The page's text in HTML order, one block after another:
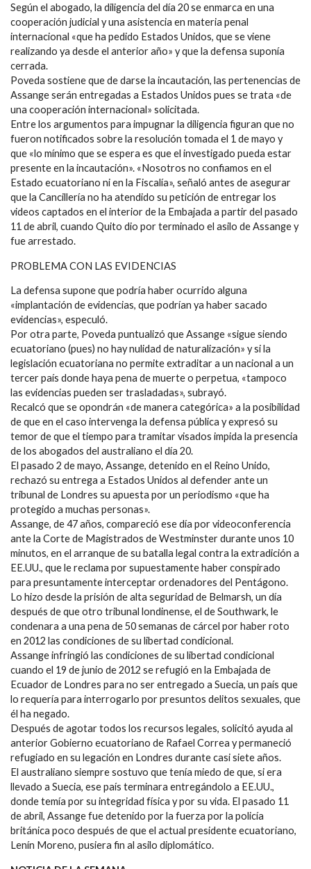
Según el abogado, la diligencia del día 20 se enmarca en una
cooperación judicial y una asistencia en materia penal
internacional «que ha pedido Estados Unidos, que se viene
realizando ya desde el anterior año» y que la defensa suponía
cerrada.
Poveda sostiene que de darse la incautación, las pertenencias de
Assange serán entregadas a Estados Unidos pues se trata «de
una cooperación internacional» solicitada.
Entre los argumentos para impugnar la diligencia figuran que no
fueron notificados sobre la resolución tomada el 1 de mayo y
que «lo mínimo que se espera es que el investigado pueda estar
presente en la incautación». «Nosotros no confiamos en el
Estado ecuatoriano ni en la Fiscalía», señaló antes de asegurar
que la Cancillería no ha atendido su petición de entregar los
videos captados en el interior de la Embajada a partir del pasado
11 de abril, cuando Quito dio por terminado el asilo de Assange y
fue arrestado.
PROBLEMA CON LAS EVIDENCIAS
La defensa supone que podría haber ocurrido alguna
«implantación de evidencias, que podrían ya haber sacado
evidencias», especuló.
Por otra parte, Poveda puntualizó que Assange «sigue siendo
ecuatoriano (pues) no hay nulidad de naturalización» y si la
legislación ecuatoriana no permite extraditar a un nacional a un
tercer país donde haya pena de muerte o perpetua, «tampoco
las evidencias pueden ser trasladadas», subrayó.
Recalcó que se opondrán «de manera categórica» a la posibilidad
de que en el caso intervenga la defensa pública y expresó su
temor de que el tiempo para tramitar visados impida la presencia
de los abogados del australiano el día 20.
El pasado 2 de mayo, Assange, detenido en el Reino Unido,
rechazó su entrega a Estados Unidos al defender ante un
tribunal de Londres su apuesta por un periodismo «que ha
protegido a muchas personas».
Assange, de 47 años, compareció ese día por videoconferencia
ante la Corte de Magistrados de Westminster durante unos 10
minutos, en el arranque de su batalla legal contra la extradición a
EE.UU., que le reclama por supuestamente haber conspirado
para presuntamente interceptar ordenadores del Pentágono.
Lo hizo desde la prisión de alta seguridad de Belmarsh, un día
después de que otro tribunal londinense, el de Southwark, le
condenara a una pena de 50 semanas de cárcel por haber roto
en 2012 las condiciones de su libertad condicional.
Assange infringió las condiciones de su libertad condicional
cuando el 19 de junio de 2012 se refugió en la Embajada de
Ecuador de Londres para no ser entregado a Suecia, un país que
lo requería para interrogarlo por presuntos delitos sexuales, que
él ha negado.
Después de agotar todos los recursos legales, solicitó ayuda al
anterior Gobierno ecuatoriano de Rafael Correa y permaneció
refugiado en su legación en Londres durante casi siete años.
El australiano siempre sostuvo que tenía miedo de que, si era
llevado a Suecia, ese país terminara entregándolo a EE.UU.,
donde temía por su integridad física y por su vida. El pasado 11
de abril, Assange fue detenido por la fuerza por la policía
británica poco después de que el actual presidente ecuatoriano,
Lenín Moreno, pusiera fin al asilo diplomático.